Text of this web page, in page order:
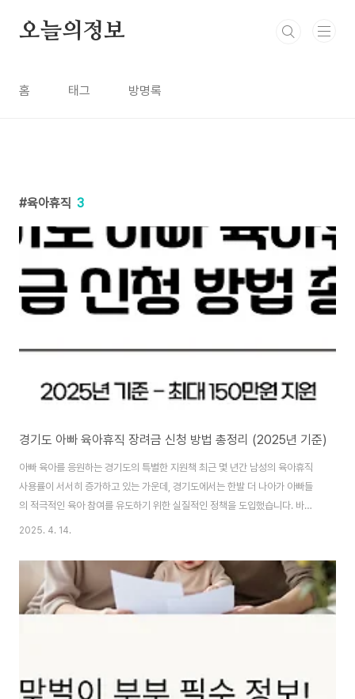
오늘의정보
홈 태그 방명록
육아휴직 3
경기도 아빠 육아휴직 장려금 신청 방법 총정리 (2025년 기준)
아빠 육아를 응원하는 경기도의 특별한 지원책 최근 몇 년간 남성의 육아휴직
사용률이 서서히 증가하고 있는 가운데, 경기도에서는 한발 더 나아가 아빠들
의 적극적인 육아 참여를 유도하기 위한 실질적인 정책을 도입했습니다. 바로
‘경기도 아빠 육아휴직 장려금’ 제도인데요. 특히 파주, 하남, 구리, 포천, 과천,
토 중에 있어 더욱 기대를 모으고 있습니다. 월 30만 원씩 최대 5개월간 지급
되는 이 장려금은, 가정의 경제적 부담을 덜어줄 뿐만 아니라, 아빠들이 육아에
있어 실질적인 주체로 자리매김할 수 있도록 도와주는 든든한 후방 지원책이
2025. 4. 14.